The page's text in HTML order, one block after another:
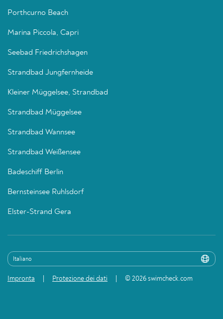
Porthcurno Beach
Marina Piccola, Capri
Seebad Friedrichshagen
Strandbad Jungfernheide
Kleiner Müggelsee, Strandbad
Strandbad Müggelsee
Strandbad Wannsee
Strandbad Weißensee
Badeschiff Berlin
Bernsteinsee Ruhlsdorf
Elster-Strand Gera
Impronta Protezione dei dati © 2026 swimcheck.com